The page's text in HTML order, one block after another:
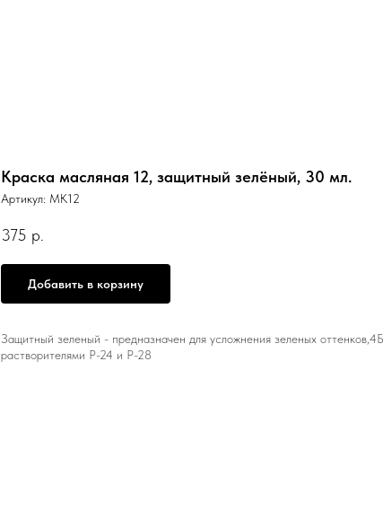
Краска масляная 12, защитный зелёный, 30 мл.
Артикул: МК12
375 р.
Добавить в корзину
Защитный зеленый - предназначен для усложнения зеленых
растворителями Р-24 и Р-28